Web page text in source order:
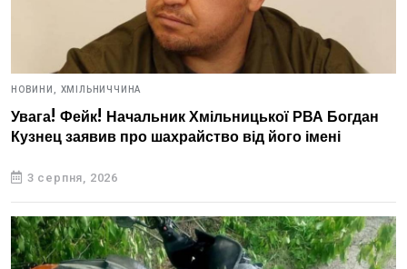
НОВИНИ, ХМІЛЬНИЧЧИНА
Увага! Фейк! Начальник Хмільницької РВА Богдан
Кузнец заявив про шахрайство від його імені
3 серпня, 2026